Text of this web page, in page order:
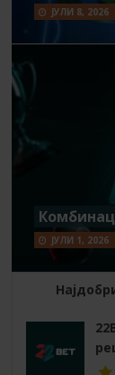
ЈУЛИ 8, 2026
ЈУЛИ 1, 2026